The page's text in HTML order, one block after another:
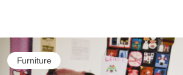
kontormiljøer. – Vi ønsker å skape optimale
arbeidsmiljøer å prestere og føle seg bra i.
Det må være en grunn til å ville være på
Furniture